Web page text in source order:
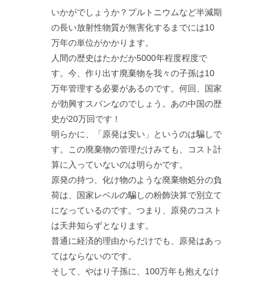
いかがでしょうか？プルトニウムなど半減期
の長い放射性物質が無害化するまでには10
万年の単位がかかります。
人間の歴史はたかだか5000年程度程度で
す。今、作り出す廃棄物を我々の子孫は10
万年管理する必要があるのです。何回、国家
が勃興すスパンなのでしょう。あの中国の歴
史が20万回です！
明らかに、「原発は安い」というのは騙しで
す。この廃棄物の管理だけみても、コスト計
算に入っていないのは明らかです。
原発の持つ、化け物のような廃棄物処分の負
荷は、国家レベルの騙しの粉飾決算で別立て
になっているのです。つまり、原発のコスト
は天井知らずとなります。
普通に経済的理由からだけでも、原発はあっ
てはならないのです。
そして、やはり子孫に、100万年も抱えなけ